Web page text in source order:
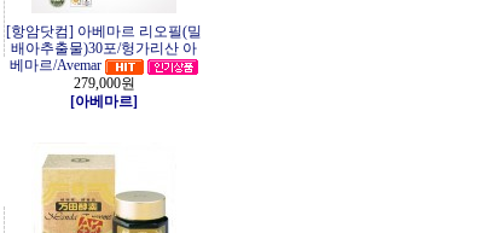
[항암닷컴] 아베마르 리오필(밀
배아추출물)30포/헝가리산 아
베마르/Avemar
279,000원
[아베마르]